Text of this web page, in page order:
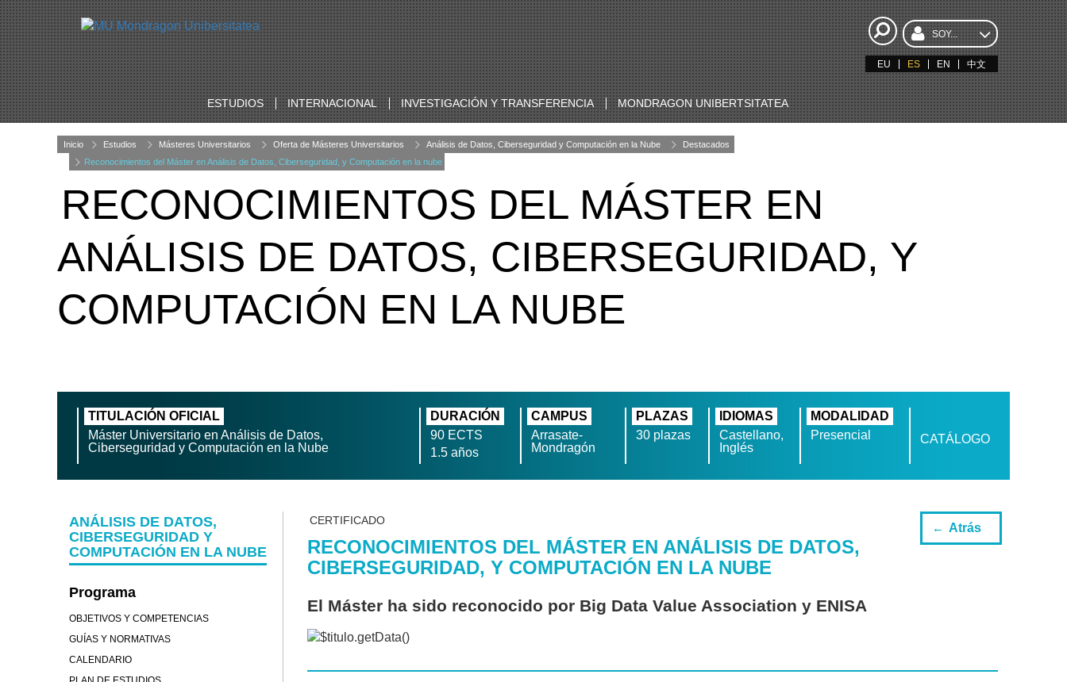
SOY...
EU ES EN 中文
ESTUDIOS INTERNACIONAL INVESTIGACIÓN Y TRANSFERENCIA MONDRAGON UNIBERTSITATEA
Inicio Estudios Másteres Universitarios Oferta de Másteres Universitarios Análisis de Datos, Ciberseguridad y Computación en la Nube
Destacados
Reconocimientos del Máster en Análisis de Datos, Ciberseguridad, y Computación en la nube
RECONOCIMIENTOS DEL MÁSTER EN
ANÁLISIS DE DATOS, CIBERSEGURIDAD, Y
COMPUTACIÓN EN LA NUBE
TITULACIÓN OFICIAL
Máster Universitario en Análisis de Datos,
Ciberseguridad y Computación en la Nube
DURACIÓN
90 ECTS
1.5 años
CAMPUS
Arrasate-
Mondragón
PLAZAS
30 plazas
IDIOMAS
Castellano,
Inglés
MODALIDAD
Presencial
CATÁLOGO
Atrás
CERTIFICADO
RECONOCIMIENTOS DEL MÁSTER EN ANÁLISIS DE DATOS,
CIBERSEGURIDAD, Y COMPUTACIÓN EN LA NUBE
El Máster ha sido reconocido por Big Data Value Association y ENISA
ANÁLISIS DE DATOS,
CIBERSEGURIDAD Y
COMPUTACIÓN EN LA NUBE
Programa
OBJETIVOS Y COMPETENCIAS
GUÍAS Y NORMATIVAS
CALENDARIO